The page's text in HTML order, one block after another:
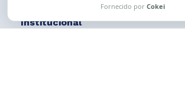
Institucional